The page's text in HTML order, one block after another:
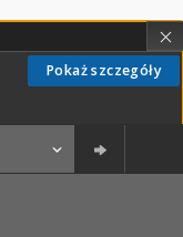
Pokaż szczegóły